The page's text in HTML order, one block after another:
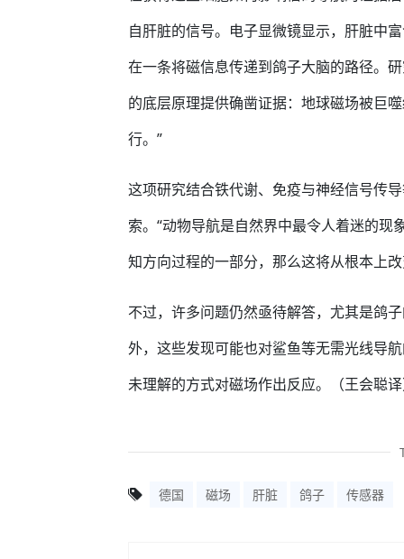
自肝脏的信号。电子显微镜显示，肝脏中
在一条将磁信息传递到鸽子大脑的路径。
的底层原理提供确凿证据：地球磁场被巨
行。”
这项研究结合铁代谢、免疫与神经信号传
索。“动物导航是自然界中最令人着迷的现
知方向过程的一部分，那么这将从根本上
不过，许多问题仍然亟待解答，尤其是鸽
外，这些发现可能也对鲨鱼等无需光线导
未理解的方式对磁场作出反应。（王会聪
德国 磁场 肝脏 鸽子 传感器